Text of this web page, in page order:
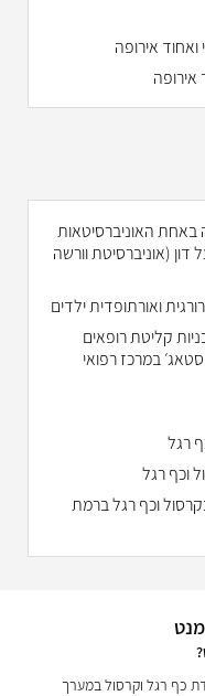
ואחוד אירופה
אירופה
באחת האוניברסיטאות
דון (אוניברסיטת וורשה
ואורתופדית ילדים
קליטת רופאים
במרכז רפואי
רגל
וכף רגל
וכף רגל ברמת
כף רגל וקרסול במערך